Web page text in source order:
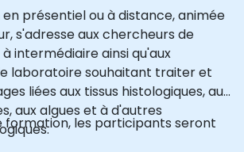
présentiel ou à distance, animée
s'adresse aux chercheurs de
intermédiaire ainsi qu'aux
laboratoire souhaitant traiter et
liées aux tissus histologiques, aux
aux algues et à d'autres
formation, les participants seront